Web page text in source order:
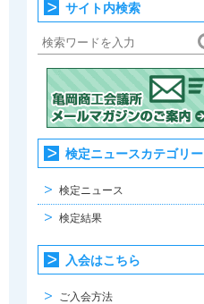
サイト内検索
検定ニュースカテゴリー
検定ニュース
検定結果
入会はこちら
ご入会方法